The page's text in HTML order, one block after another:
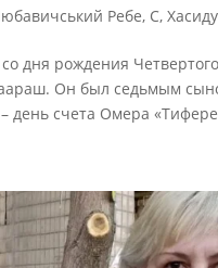
Ребе, С,
дня рождения
Он был седьмым
день счета Омера